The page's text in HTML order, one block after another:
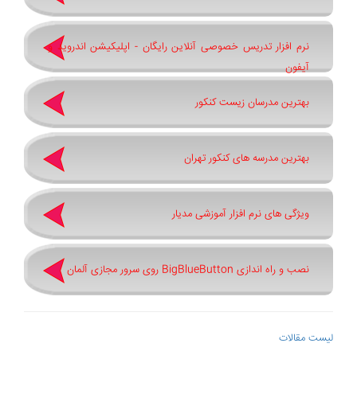
نرم افزار تدریس خصوصی آنلاین رایگان - اپلیکیشن اندروید و
آیفون
بهترین مدرسان زیست کنکور
بهترین مدرسه های کنکور تهران
ویژگی های نرم افزار آموزشی مدیار
نصب و راه اندازی BigBlueButton روی سرور مجازی آلمان
لیست مقالات